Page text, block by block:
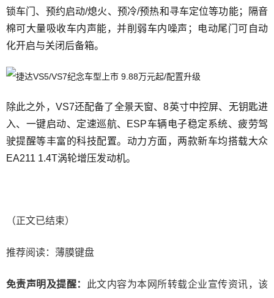
锁车门、预约启动/熄火、预冷/预热和寻车定位等功能；隔音
棉可大量吸收车内声能，并削弱车内噪声；电动尾门可自动
化开启与关闭后备箱。
除此之外，VS7还配备了全景天窗、8英寸中控屏、无钥匙进
入、一键启动、定速巡航、ESP车辆电子稳定系统、疲劳驾
驶提醒等丰富的科技配置。动力方面，两款新车均搭载大众
EA211 1.4T涡轮增压发动机。
（正文已结束）
推荐阅读： 薄膜键盘
免责声明及提醒：
此文内容为本网所转载企业宣传资讯，该